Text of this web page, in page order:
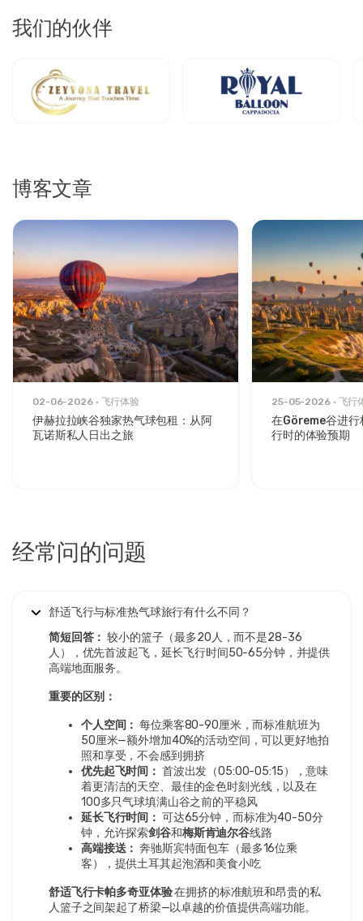
20 一月 2026
RC
Rose Cox
舒适热气球飞行 – 卡帕多奇亚尊享日出体验
让每个人都感到舒适。从高空拍到了些不可思议的照片。价
15 一月 2026
FK
Fred K
舒适热气球飞行 – 卡帕多奇亚尊享日出体验
为了我妻子的40岁生日，我决定做这个，她实际上很喜欢。
一切都很顺利，工作人员提供了帮助。日出飞行平静而美
丽。
确认，非常方便。飞行员有15年以上的经验，你可以看得出
来 - 冷静、风趣、信息丰富。实际飞行真是一次冒险。在日
觉像十分钟。着陆的时候有点颠簸。之后的香槟感觉有点做
9 一月 2026
Valerie M
舒适热气球飞行 – 卡帕多奇亚尊享日出体验
我和朋友们一起去。大家都玩得很开心。日出在照片中看起
来很好。降落的时候有些颠簸，实际上让我们笑了。
7 一月 2026
UF
舒适热气球飞行 – 卡帕多奇亚尊享日出体验
我们的伙伴
博客文章
02-06-2026 飞行体验
伊赫拉拉峡谷独家热气球包租：从阿
瓦诺斯私人日出之旅
25-05-2026 飞行
在Göreme谷进行
行时的体验预期
经常问的问题
舒适飞行与标准热气球旅行有什么不同？
简短回答： 较小的篮子（最多20人，而不是28-36
人），优先首波起飞，延长飞行时间50-65分钟，并提供
高端地面服务。
重要的区别：
个人空间： 每位乘客80-90厘米，而标准航班为
50厘米—额外增加40%的活动空间，可以更好地拍
照和享受，不会感到拥挤
优先起飞时间： 首波出发（05:00-05:15），意味
着更清洁的天空、最佳的金色时刻光线，以及在
100多只气球填满山谷之前的平稳风
延长飞行时间： 可达65分钟，而标准为40-50分
钟，允许探索剑谷和梅斯肯迪尔谷线路
高端接送： 奔驰斯宾特面包车（最多16位乘
客），提供土耳其起泡酒和美食小吃
舒适飞行卡帕多奇亚体验在拥挤的标准航班和昂贵的私
人篮子之间架起了桥梁—以卓越的价值提供高端功能。